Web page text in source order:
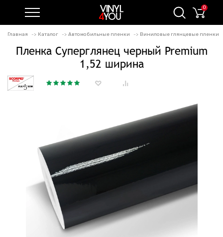
0
Главная Каталог Автомобильные пленки Виниловые глянцевые пленки
Пленка Суперглянец черный Premium
1,52 ширина